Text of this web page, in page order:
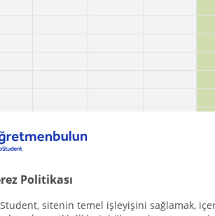
Politikası
sitenin temel işleyişini sağlamak,